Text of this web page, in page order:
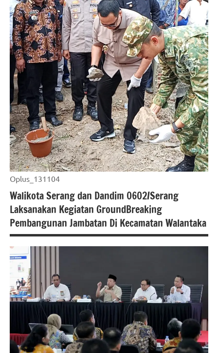
#beritabanten
#BPNkotaserang
#Kementerian
ATR/BPN
#Kementerian
ATR/BPN RI
Oplus_131104
Walikota Serang dan Dandim 0602/Serang
Laksanakan Kegiatan GroundBreaking
Pembangunan Jambatan Di Kecamatan Walantaka
#berita
nasional
#beritabanten
#BPNkotaserang
#kodim
0602/serang